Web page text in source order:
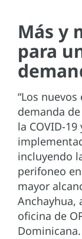
Más y
para
“Los
demanda
la COVID-
incluyendo
perifoneo
mayor
Anchayhua,
oficina de
Dominicana.